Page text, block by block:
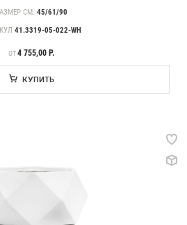
СМ. 45/61/90
41.3319-05-022-WH
ЦЕНА
ОТ4 755,00 Р.
КУПИТЬ